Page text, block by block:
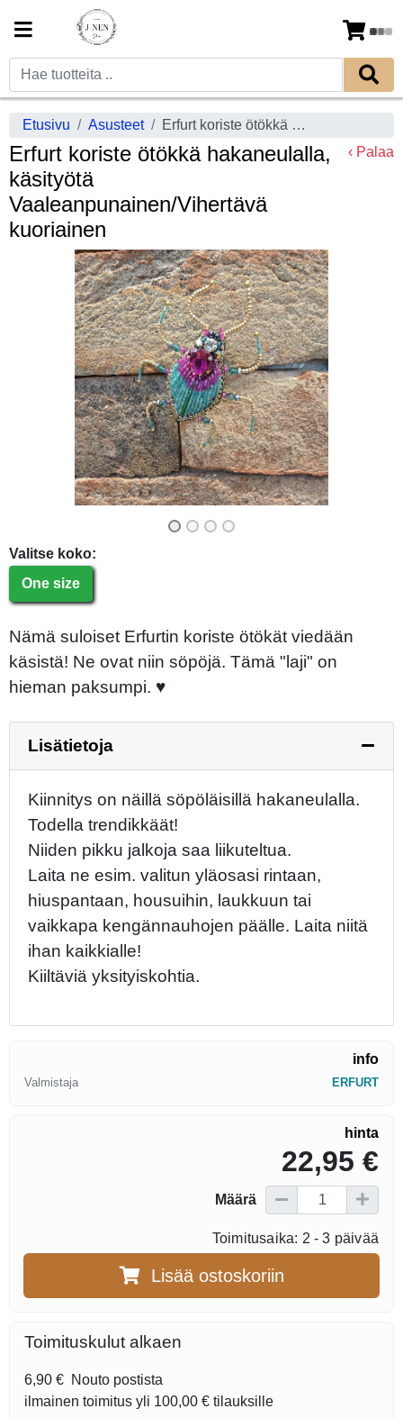
Etusivu Asusteet Erfurt koriste ötökkä hakaneulalla, käsityötä Vaaleanpunainen/Vihertävä kuoriainen
Erfurt koriste ötökkä hakaneulalla,
käsityötä
Vaaleanpunainen/Vihertävä
kuoriainen
‹ Palaa
Previous
Valitse koko:
One size
Nämä suloiset Erfurtin koriste ötökät viedään
käsistä! Ne ovat niin söpöjä. Tämä "laji" on
hieman paksumpi. ♥
Lisätietoja
Kiinnitys on näillä söpöläisillä hakaneulalla.
Todella trendikkäät!
Niiden pikku jalkoja saa liikuteltua.
Laita ne esim. valitun yläosasi rintaan,
hiuspantaan, housuihin, laukkuun tai
vaikkapa kengännauhojen päälle. Laita niitä
ihan kaikkialle!
Kiiltäviä yksityiskohtia.
info
Valmistaja ERFURT
hinta
22,95 €
Määrä
Toimitusaika: 2 - 3 päivää
Lisää ostoskoriin
Toimituskulut alkaen
6,90 € Nouto postista
ilmainen toimitus yli 100,00 € tilauksille